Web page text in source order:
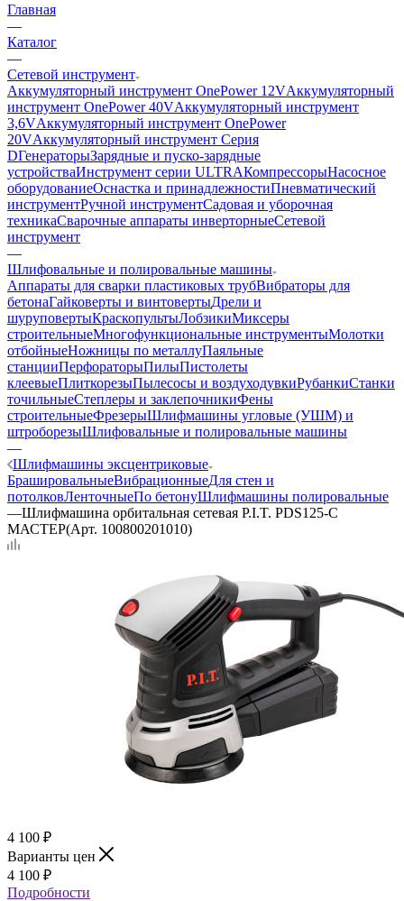
Главная
—
Каталог
—
Сетевой инструмент
Аккумуляторный инструмент OnePower 12VАккумуляторный
инструмент OnePower 40VАккумуляторный инструмент
3,6VАккумуляторный инструмент OnePower
20VАккумуляторный инструмент Серия
DГенераторыЗарядные и пуско-зарядные
устройстваИнструмент серии ULTRAКомпрессорыНасосное
оборудованиеОснастка и принадлежностиПневматический
инструментРучной инструментСадовая и уборочная
техникаСварочные аппараты инверторныеСетевой
инструмент
—
Шлифовальные и полировальные машины
Аппараты для сварки пластиковых трубВибраторы для
бетонаГайковерты и винтовертыДрели и
шуруповертыКраскопультыЛобзикиМиксеры
строительныеМногофункциональные инструментыМолотки
отбойныеНожницы по металлуПаяльные
станцииПерфораторыПилыПистолеты
клеевыеПлиткорезыПылесосы и воздуходувкиРубанкиСтанки
точильныеСтеплеры и заклепочникиФены
строительныеФрезерыШлифмашины угловые (УШМ) и
штроборезыШлифовальные и полировальные машины
—
Шлифмашины эксцентриковые
БрашировальныеВибрационныеДля стен и
потолковЛенточныеПо бетонуШлифмашины полировальные
—Шлифмашина орбитальная сетевая P.I.T. PDS125-C
МАСТЕР(Арт. 100800201010)
4 100 ₽
Варианты цен
4 100 ₽
Подробности